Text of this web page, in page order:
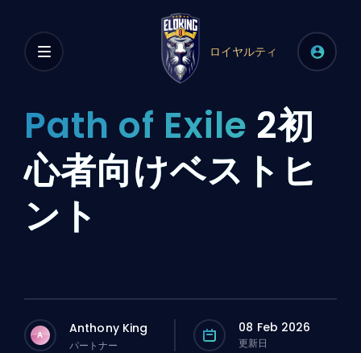
ロイヤルティ
Path of Exile 2初
心者向けベストヒ
ント
A Anthony King
パートナー
08 Feb 2026
更新日